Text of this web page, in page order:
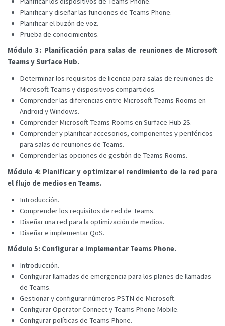
Planificar y diseñar las funciones de Teams Phone.
Planificar el buzón de voz.
Prueba de conocimientos.
Módulo 3: Planificación para salas de reuniones de Microsoft
Teams y Surface Hub.
Determinar los requisitos de licencia para salas de reuniones de
Microsoft Teams y dispositivos compartidos.
Comprender las diferencias entre Microsoft Teams Rooms en
Android y Windows.
Comprender Microsoft Teams Rooms en Surface Hub 2S.
Comprender y planificar accesorios, componentes y periféricos
para salas de reuniones de Teams.
Comprender las opciones de gestión de Teams Rooms.
Módulo 4: Planificar y optimizar el rendimiento de la red para
el flujo de medios en Teams.
Introducción.
Comprender los requisitos de red de Teams.
Diseñar una red para la optimización de medios.
Diseñar e implementar QoS.
Módulo 5: Configurar e implementar Teams Phone.
Introducción.
Configurar llamadas de emergencia para los planes de llamadas
de Teams.
Gestionar y configurar números PSTN de Microsoft.
Configurar Operator Connect y Teams Phone Mobile.
Configurar políticas de Teams Phone.